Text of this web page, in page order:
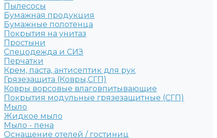
Пылесосы
Бумажная продукция
Бумажные полотенца
Покрытия на унитаз
Простыни
Спецодежда и СИЗ
Перчатки
Крем, паста, антисептик для рук
Грязезащита (Ковры,СГП)
Ковры ворсовые влаговпитывающие
Покрытия модульные грязезащитные (СГП)
Мыло
Жидкое мыло
Мыло - пена
Оснащение отелей / гостиниц